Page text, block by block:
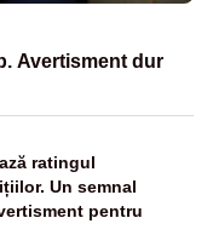
Avertisment dur
ratingul
Un semnal
pentru